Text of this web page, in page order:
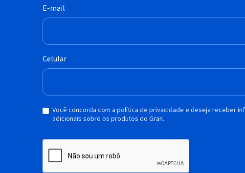
E-mail
Celular
Você concorda com a política de privacidade e deseja receber
adicionais sobre os produtos do Gran.